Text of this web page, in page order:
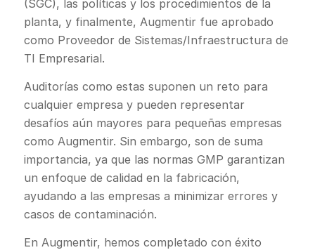
(SGC), las políticas y los procedimientos de la
planta, y finalmente, Augmentir fue aprobado
como Proveedor de Sistemas/Infraestructura de
TI Empresarial.
Auditorías como estas suponen un reto para
cualquier empresa y pueden representar
desafíos aún mayores para pequeñas empresas
como Augmentir. Sin embargo, son de suma
importancia, ya que las normas GMP garantizan
un enfoque de calidad en la fabricación,
ayudando a las empresas a minimizar errores y
casos de contaminación.
En Augmentir, hemos completado con éxito